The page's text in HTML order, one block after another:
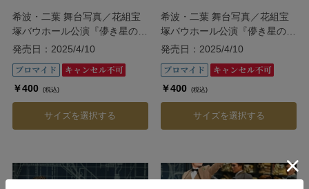
希波・二葉 舞台写真／花組宝
塚バウホール公演『儚き星の照
らす海の果てに』
発売日：2025/4/10
￥400 (税込)
サイズを選択する
希波・二葉 舞台写真／花組宝
塚バウホール公演『儚き星の照
らす海の果てに』
発売日：2025/4/10
￥400 (税込)
サイズを選択する